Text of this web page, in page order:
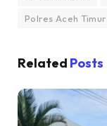
Polres Aceh Timur
Related Posts